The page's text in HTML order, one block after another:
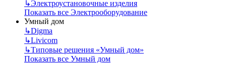
↳Электроустановочные изделия
Показать все Электрооборудование
Умный дом
↳Digma
↳Livicom
↳Типовые решения «Умный дом»
Показать все Умный дом